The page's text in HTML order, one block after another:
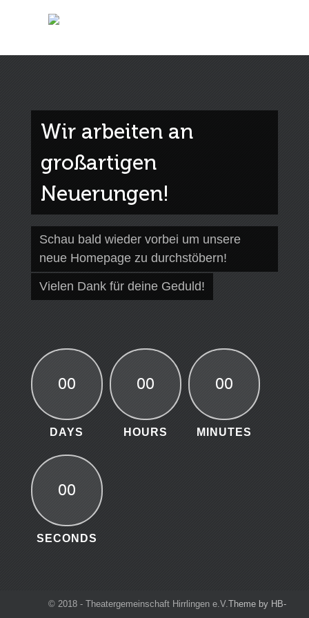
Wir arbeiten an
großartigen
Neuerungen!
Schau bald wieder vorbei um unsere
neue Homepage zu durchstöbern!
Vielen Dank für deine Geduld!
00
DAYS
00
HOURS
00
MINUTES
00
SECONDS
© 2018 - Theatergemeinschaft Hirrlingen e.V.Theme by HB-